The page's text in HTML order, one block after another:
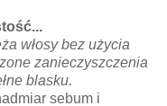
włosy bez użycia
zanieczyszczenia
blasku.
sebum i